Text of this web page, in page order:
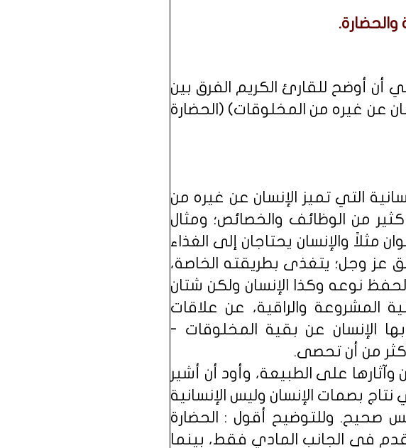
والحضارة.
أن أوضح للقارئ الكريم الفرق بين
عن غيره من المخلوقات) (الحضارة
التي تميز الإنسان عن غيره من
من الوظائف والخصائص؛ ومثال
مثلاً والإنسان يحتاجان إلى الغذاء
عز وجل؛ يتغذى بطريقته الخاصة،
نوعه وكذا الإنسان ولكن شتان
المشروعة والراقية، عن علاقات
الإنسان عن بقية المخلوقات -
من أن تحصى.
على الطبيعة، وأود أن أشير
بصمات الإنسان وليس الإنسانية
صحيح. وللتوضيح أقول : الحضارة
في الجانب المادي فقط، بينما